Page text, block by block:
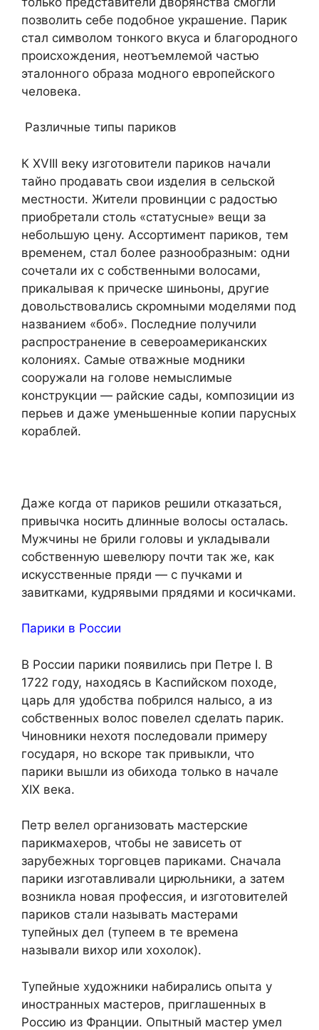
позволить себе подобное украшение. Парик
стал символом тонкого вкуса и благородного
происхождения, неотъемлемой частью
эталонного образа модного европейского
человека.
Различные типы париков
К XVIII веку изготовители париков начали
тайно продавать свои изделия в сельской
местности. Жители провинции с радостью
приобретали столь «статусные» вещи за
небольшую цену. Ассортимент париков, тем
временем, стал более разнообразным: одни
сочетали их с собственными волосами,
прикалывая к прическе шиньоны, другие
довольствовались скромными моделями под
названием «боб». Последние получили
распространение в североамериканских
колониях. Самые отважные модники
сооружали на голове немыслимые
конструкции — райские сады, композиции из
перьев и даже уменьшенные копии парусных
кораблей.
Даже когда от париков решили отказаться,
привычка носить длинные волосы осталась.
Мужчины не брили головы и укладывали
собственную шевелюру почти так же, как
искусственные пряди — с пучками и
завитками, кудрявыми прядями и косичками.
Парики в России
В России парики появились при Петре I. В
1722 году, находясь в Каспийском походе,
царь для удобства побрился налысо, а из
собственных волос повелел сделать парик.
Чиновники нехотя последовали примеру
государя, но вскоре так привыкли, что
парики вышли из обихода только в начале
XIX века.
Петр велел организовать мастерские
парикмахеров, чтобы не зависеть от
зарубежных торговцев париками. Сначала
парики изготавливали цирюльники, а затем
возникла новая профессия, и изготовителей
париков стали называть мастерами
тупейных дел (тупеем в те времена
называли вихор или хохолок).
Тупейные художники набирались опыта у
иностранных мастеров, приглашенных в
Россию из Франции. Опытный мастер умел